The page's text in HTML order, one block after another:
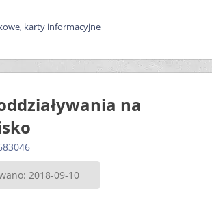
karty informacyjne
na
2018-09-10